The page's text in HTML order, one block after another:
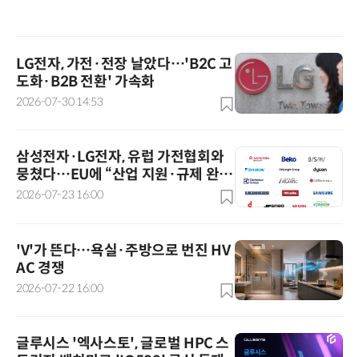
LG전자, 가전·전장 날았다…'B2C 고
도화·B2B 전환' 가속화
2026-07-30 14:53
삼성전자·LG전자, 유럽 가전협회와
뭉쳤다…EU에 “산업 지원·규제 완
화” 요구
2026-07-23 16:00
'V'가 뜬다…욕실·주방으로 번진 HV
AC 경쟁
2026-07-22 16:00
글루시스 '엑사스토', 글로벌 HPC 스